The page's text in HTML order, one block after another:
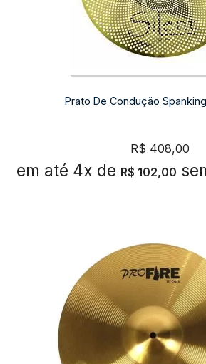
Prato De Condução
R$ 408,00
em até 4x de R$ 102,00